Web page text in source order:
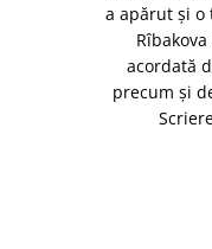
a apărut și o
acordată
precum și